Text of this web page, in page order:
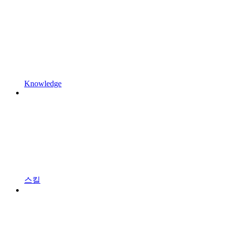
Knowledge
스킬